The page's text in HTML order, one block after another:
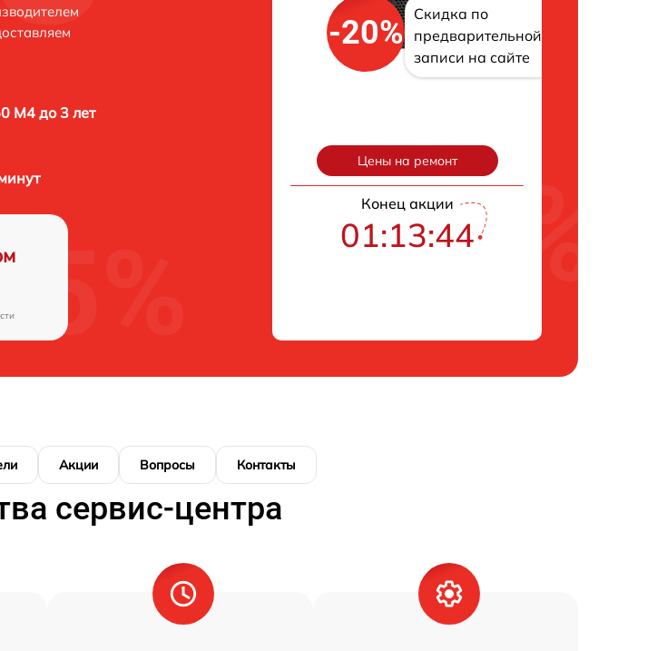
M4 до 3 лет
-20%
Скидка по
предварительной
записи на сайте
Цены на ремонт
Конец акции
01:13:43
Акции Вопросы Контакты
сервис-центра